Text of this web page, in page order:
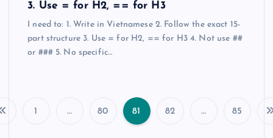
3. Use = for H2, == for H3
I need to: 1. Write in Vietnamese 2. Follow the exact 15-
part structure 3. Use = for H2, == for H3 4. Not use ##
or ### 5. No specific…
P
1 … 80 81 82 … 85